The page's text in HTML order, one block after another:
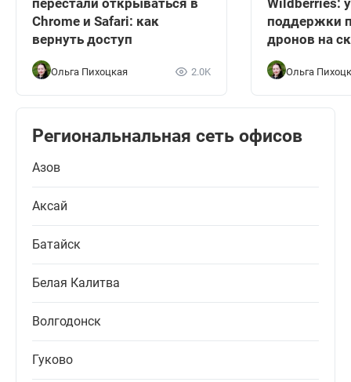
перестали открываться в
Chrome и Safari: как
вернуть доступ
Ольга Пихоцкая 2.0K
Wildberries:
поддержки
дронов на
Ольга
Региональнальная сеть офисов
Азов
Аксай
Батайск
Белая Калитва
Волгодонск
Гуково